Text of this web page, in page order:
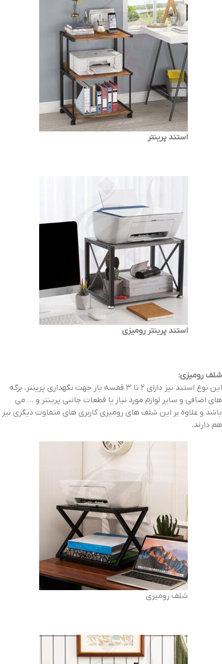
استند پرینتر
استند پرینتر رومیزی
شلف رومیزی:
این نوع استند نیز دارای 2 تا 3 قفسه باز جهت نگهداری پرینتر، برگه
های اضافی و سایر لوازم مورد نیاز یا قطعات جانبی پرینتر و … می
باشد و علاوه بر این شلف های رومیزی کاربری های متفاوت دیگری نیز
هم دارند.
شلف رومیزی